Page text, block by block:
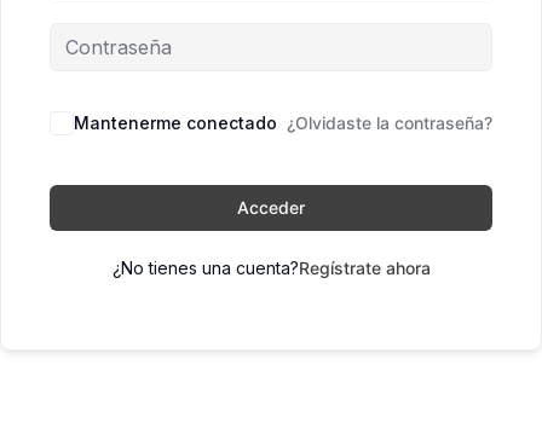
Mantenerme conectado ¿Olvidaste la contraseña?
Acceder
¿No tienes una cuenta?Regístrate ahora